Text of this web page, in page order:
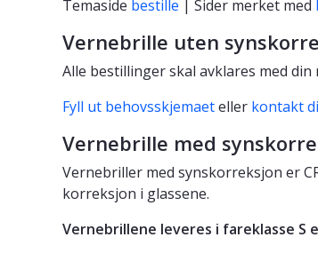
Temaside bestille | Sider merket med
Vernebrille uten
Alle bestillinger skal avklares med
Fyll ut behovsskjemaeteller kontakt
Vernebrille med
Vernebriller med synskorreksjon er
korreksjon i glassene.
Vernebrillene leveres i fareklasse S